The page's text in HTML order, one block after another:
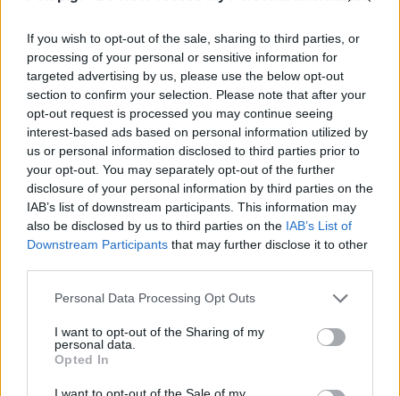
If you wish to opt-out of the sale, sharing to third parties, or
processing of your personal or sensitive information for
targeted advertising by us, please use the below opt-out
section to confirm your selection. Please note that after your
opt-out request is processed you may continue seeing
interest-based ads based on personal information utilized by
us or personal information disclosed to third parties prior to
your opt-out. You may separately opt-out of the further
disclosure of your personal information by third parties on the
IAB’s list of downstream participants. This information may
also be disclosed by us to third parties on the IAB’s List of
Downstream Participants that may further disclose it to other
Please note that this website/app uses one or more Google
not limited to your visit or usage behaviour. You may click to
grant or deny consent to Google and its third-party tags to
use your data for below specified purposes in below Google
consent section.
Personal Data Processing Opt Outs
I want to opt-out of the Sharing of my
personal data.
Opted In
I want to opt-out of the Sale of my
Η OpenAI σταματά το μοντέλο Astra που έλυσε 10
μαθηματικά αινίγματα δεκαετιών